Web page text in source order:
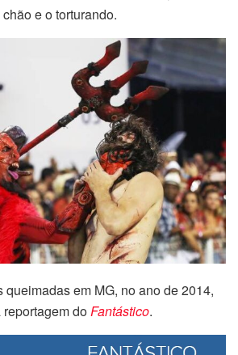
e o torturando.
queimadas em MG, no ano de 2014,
doFantástico.